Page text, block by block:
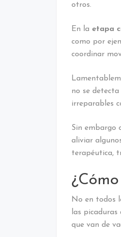
otros.
En la etapa
como por
coordinar
no se
irreparables
Sin embargo
aliviar
terapéutica,
No en todos
las
que van de